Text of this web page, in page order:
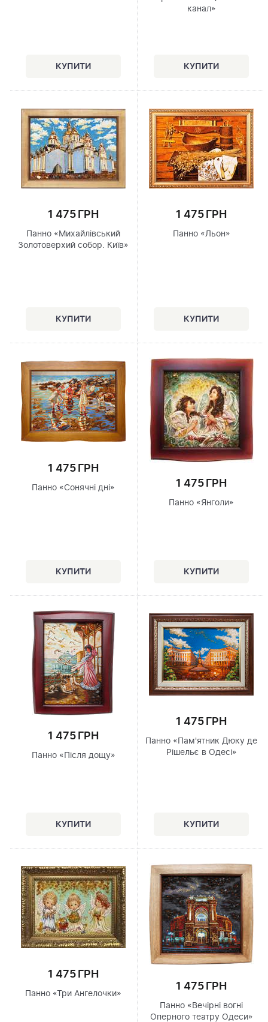
канал»
1 475 ГРН
Панно «Михайлівський
Золотоверхий собор. Київ»
1 475 ГРН
Панно «Льон»
1 475 ГРН
Панно «Сонячні дні» 1 475 ГРН
Панно «Янголи»
1 475 ГРН
Панно «Після дощу»
1 475 ГРН
Панно «Пам'ятник Дюку де
Рішельє в Одесі»
1 475 ГРН
Панно «Три Ангелочки»
1 475 ГРН
Панно «Вечірні вогні
Оперного театру Одеси»